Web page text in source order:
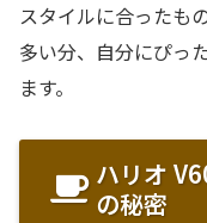
スタイルに合ったも
多い分、自分にぴっ
ます。
ハリオ
の秘密